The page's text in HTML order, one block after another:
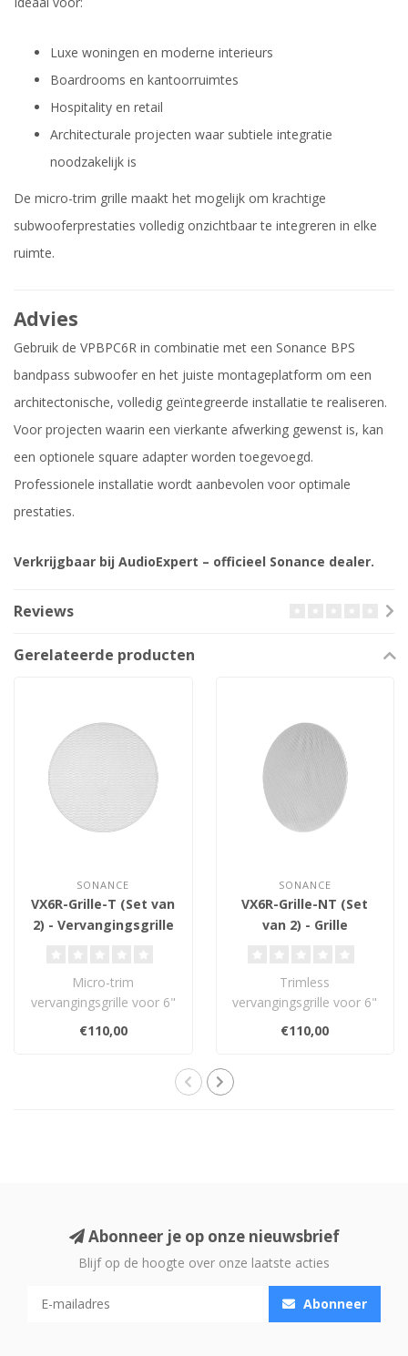
Luxe woningen en moderne interieurs
Boardrooms en kantoorruimtes
Hospitality en retail
Architecturale projecten waar subtiele integratie
noodzakelijk is
De micro-trim grille maakt het mogelijk om krachtige
subwooferprestaties volledig onzichtbaar te integreren in elke
ruimte.
Advies
Gebruik de VPBPC6R in combinatie met een Sonance BPS
bandpass subwoofer en het juiste montageplatform om een
architectonische, volledig geïntegreerde installatie te realiseren.
Voor projecten waarin een vierkante afwerking gewenst is, kan
een optionele square adapter worden toegevoegd.
Professionele installatie wordt aanbevolen voor optimale
prestaties.
Verkrijgbaar bij AudioExpert – officieel Sonance dealer.
Reviews
Gerelateerde producten
SONANCE
VX6R-Grille-T (Set van
2) - Vervangingsgrille
Micro-trim
vervangingsgrille voor 6"
ronde Visual Experience
en Visual Performan..
€110,00
SONANCE
VX6R-Grille-NT (Set
van 2) - Grille
Trimless
vervangingsgrille voor 6"
ronde Visual Experience
en Visual Performance..
€110,00
Abonneer je op onze nieuwsbrief
Blijf op de hoogte over onze laatste acties
Abonneer